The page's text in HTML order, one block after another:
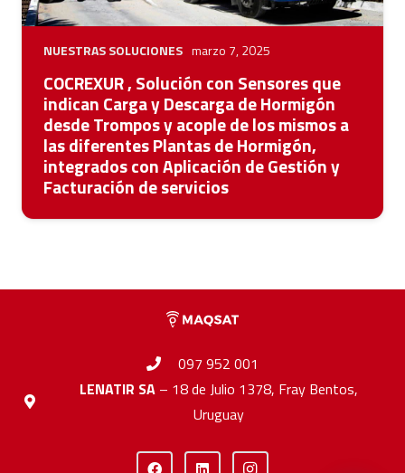
NUESTRAS SOLUCIONES marzo 7, 2025
COCREXUR , Solución con Sensores que
indican Carga y Descarga de Hormigón
desde Trompos y acople de los mismos a
las diferentes Plantas de Hormigón,
integrados con Aplicación de Gestión y
Facturación de servicios
097 952 001
LENATIR SA– 18 de Julio 1378, Fray Bentos,
Uruguay